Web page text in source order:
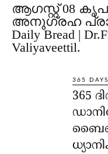
ആഗസ്റ്റ് 08
അനുഗ്രഹ
Daily Bread |
Valiyaveettil.
365
365